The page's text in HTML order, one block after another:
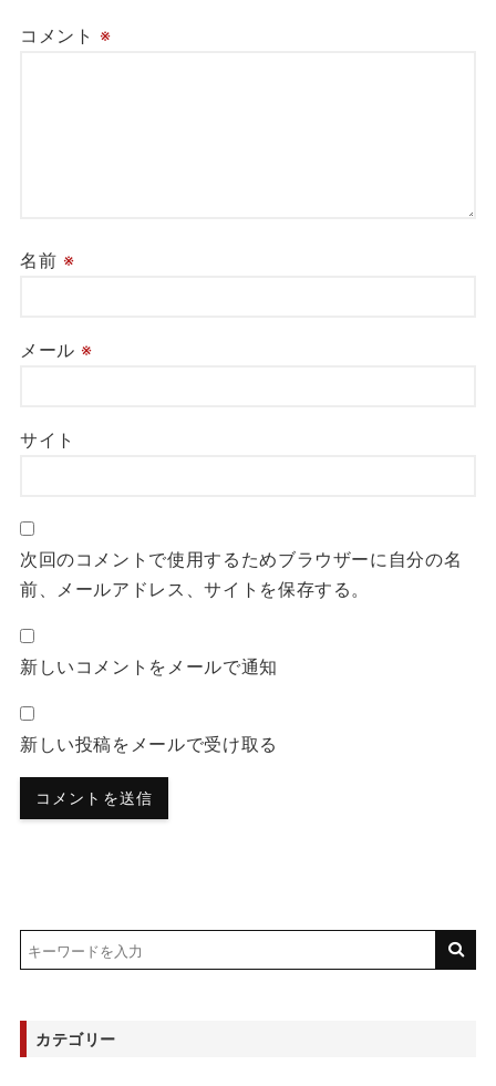
コメント ※
名前 ※
メール ※
サイト
次回のコメントで使用するためブラウザーに自分の名
前、メールアドレス、サイトを保存する。
新しいコメントをメールで通知
新しい投稿をメールで受け取る
カテゴリー